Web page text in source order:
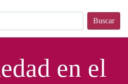
Buscar
en el